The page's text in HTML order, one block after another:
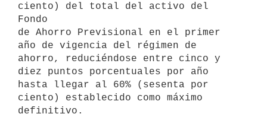
ciento) del total del activo del
Fondo
de Ahorro Previsional en el primer
año de vigencia del régimen de
ahorro, reduciéndose entre cinco y
diez puntos porcentuales por año
hasta llegar al 60% (sesenta por
ciento) establecido como máximo
definitivo.